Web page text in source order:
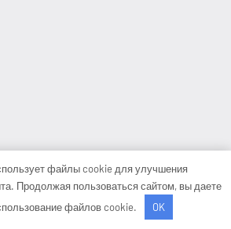
файлы cookie для улучшения
Продолжая пользоваться сайтом, вы даете
файлов cookie.
OK